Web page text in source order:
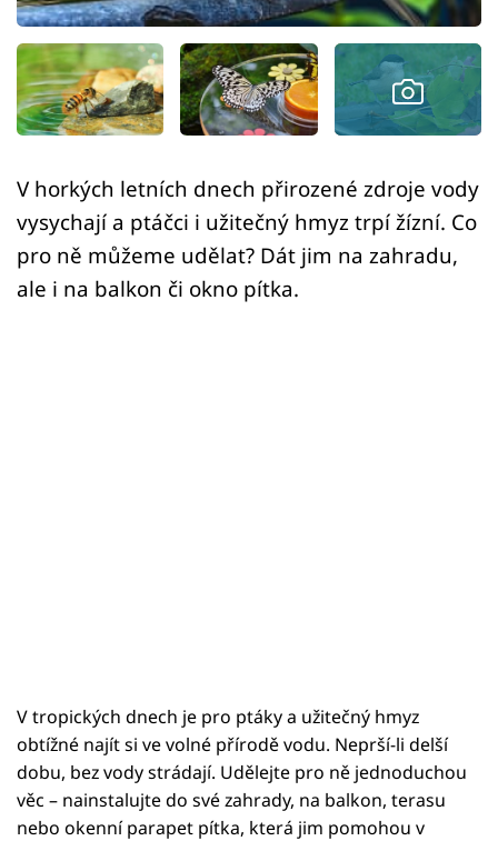
Sledujte nás
V horkých letních dnech přirozené zdroje vody
vysychají a ptáčci i užitečný hmyz trpí žízní. Co
pro ně můžeme udělat? Dát jim na zahradu,
ale i na balkon či okno pítka.
V tropických dnech je pro ptáky a užitečný hmyz
obtížné najít si ve volné přírodě vodu. Neprší-li delší
dobu, bez vody strádají. Udělejte pro ně jednoduchou
věc – nainstalujte do své zahrady, na balkon, terasu
nebo okenní parapet pítka, která jim pomohou v